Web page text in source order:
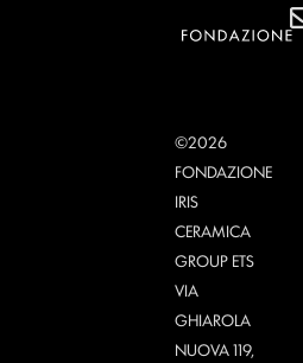
©2026
FONDAZIONE
IRIS
CERAMICA
GROUP ETS
VIA
GHIAROLA
NUOVA 119,